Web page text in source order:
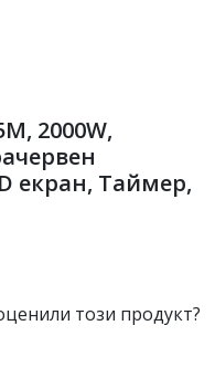
2000W,
екран, Таймер,
този продукт?